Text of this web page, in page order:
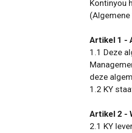
Kontinyou
Artikel 1 -
1.1 Deze
deze
1.2 KY
Artikel 2 -
2.1 KY